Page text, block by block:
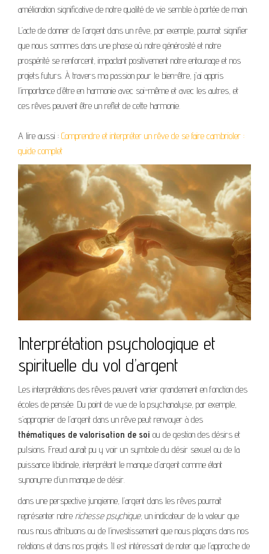
amélioration significative de notre qualité de vie semble à portée de main.
L’acte de donner de l’argent dans un rêve, par exemple, pourrait signifier
que nous sommes dans une phase où notre générosité et notre
prospérité se renforcent, impactant positivement notre entourage et nos
projets futurs. À travers ma passion pour le bien-être, j’ai appris
l’importance d’être en harmonie avec soi-même et avec les autres, et
ces rêves peuvent être un reflet de cette harmonie.
A lire aussi : Comprendre et interpréter un rêve de se faire cambrioler :
guide complet
Interprétation psychologique et
spirituelle du vol d’argent
Les interprétations des rêves peuvent varier grandement en fonction des
écoles de pensée. Du point de vue de la psychanalyse, par exemple,
s’approprier de l’argent dans un rêve peut renvoyer à des
thématiques de valorisation de soi ou de gestion des désirs et
pulsions. Freud aurait pu y voir un symbole du désir sexuel ou de la
puissance libidinale, interprétant le manque d’argent comme étant
synonyme d’un manque de désir.
dans une perspective jungienne, l’argent dans les rêves pourrait
représenter notre richesse psychique, un indicateur de la valeur que
nous nous attribuons ou de l’investissement que nous plaçons dans nos
relations et dans nos projets. Il est intéressant de noter que l’approche de